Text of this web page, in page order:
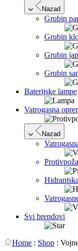
Nazad
Grubin
Grubin
Grubin
Grubin
Baterijske lampe
Vatrogasna
Nazad
Svi brendovi
Home : Shop :